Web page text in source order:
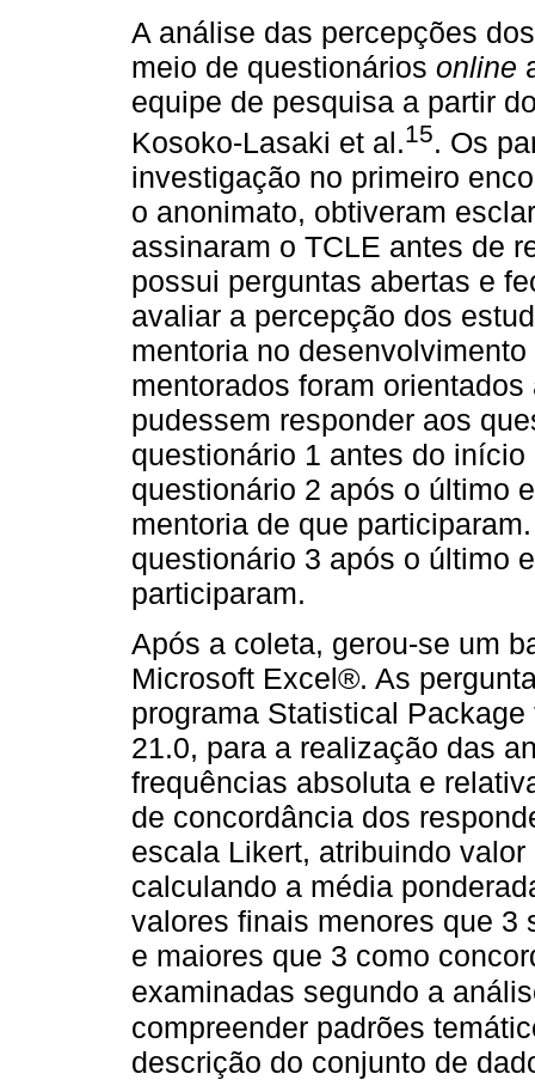
A análise das percepções
meio de questionários online
equipe de pesquisa a partir
Kosoko-Lasaki et al.15. Os
investigação no primeiro
o anonimato, obtiveram
assinaram o TCLE antes de
possui perguntas abertas e
avaliar a percepção dos
mentoria no
mentorados foram
pudessem responder aos
questionário 1 antes do
questionário 2 após o último
mentoria de que
questionário 3 após o último
participaram.
Após a coleta, gerou-se um
Microsoft Excel®. As
programa Statistical
21.0, para a realização das
frequências absoluta e
de concordância dos
escala Likert, atribuindo
calculando a média
valores finais menores que 3
e maiores que 3 como
examinadas segundo a
compreender padrões
descrição do conjunto de